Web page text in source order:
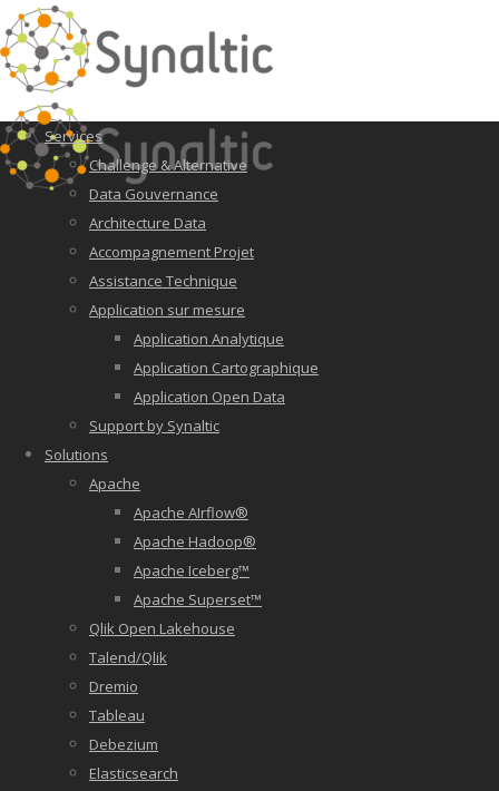
Services
Challenge & Alternative
Data Gouvernance
Architecture Data
Accompagnement Projet
Assistance Technique
Application sur mesure
Application Analytique
Application Cartographique
Application Open Data
Support by Synaltic
Solutions
Apache
Apache AIrflow®
Apache Hadoop®
Apache Iceberg™
Apache Superset™
Qlik Open Lakehouse
Talend/Qlik
Dremio
Tableau
Debezium
Elasticsearch